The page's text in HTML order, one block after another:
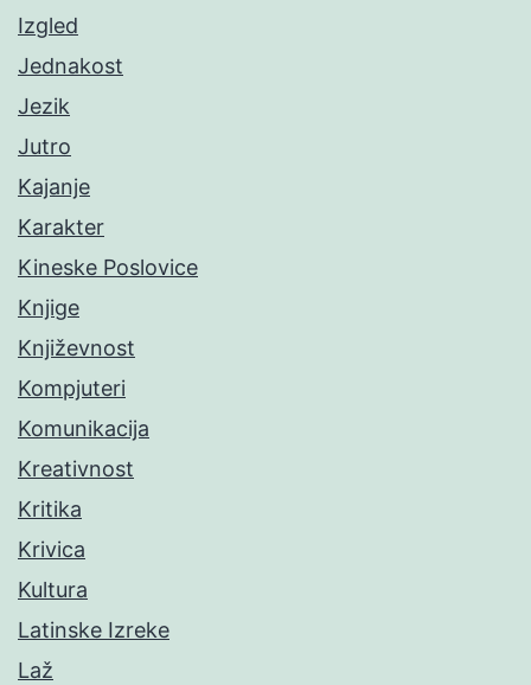
Izgled
Jednakost
Jezik
Jutro
Kajanje
Karakter
Kineske Poslovice
Knjige
Književnost
Kompjuteri
Komunikacija
Kreativnost
Kritika
Krivica
Kultura
Latinske Izreke
Laž